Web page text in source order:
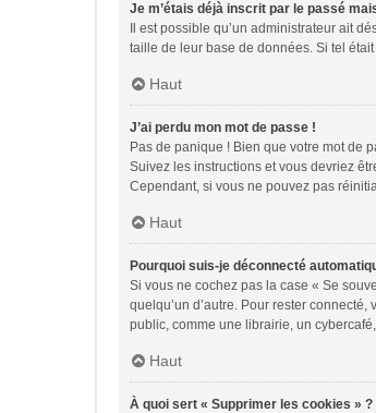
Je m’étais déjà inscrit par le passé
Il est possible qu’un administrateur ait
taille de leur base de données. Si tel
Haut
J’ai perdu mon mot de passe !
Pas de panique ! Bien que votre mot de
Suivez les instructions et vous devriez
Cependant, si vous ne pouvez pas
Haut
Pourquoi suis-je déconnecté
Si vous ne cochez pas la case « Se
quelqu’un d’autre. Pour rester
public, comme une librairie, un
Haut
À quoi sert « Supprimer les cookies » ?